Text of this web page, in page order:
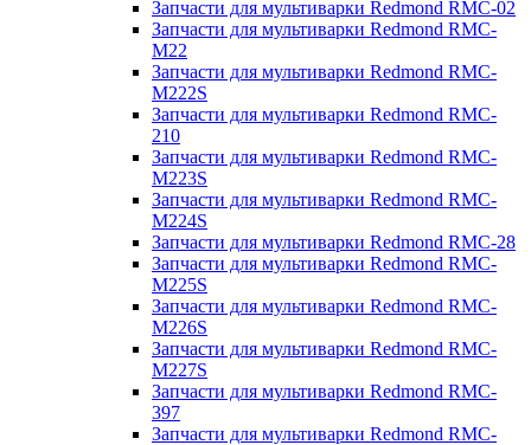
Запчасти для мультиварки Redmond RMC-02
Запчасти для мультиварки Redmond RMC-
M22
Запчасти для мультиварки Redmond RMC-
M222S
Запчасти для мультиварки Redmond RMC-
210
Запчасти для мультиварки Redmond RMC-
M223S
Запчасти для мультиварки Redmond RMC-
M224S
Запчасти для мультиварки Redmond RMC-28
Запчасти для мультиварки Redmond RMC-
M225S
Запчасти для мультиварки Redmond RMC-
M226S
Запчасти для мультиварки Redmond RMC-
M227S
Запчасти для мультиварки Redmond RMC-
397
Запчасти для мультиварки Redmond RMC-